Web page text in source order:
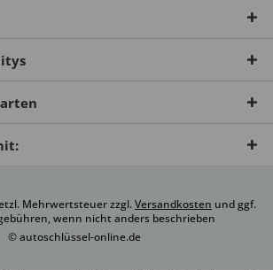
Mehrwertsteuer zzgl.Versandkosten und ggf.
wenn nicht anders beschrieben
© autoschlüssel-online.de